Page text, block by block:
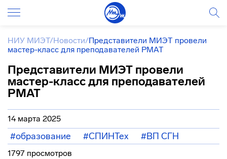
НИУ МИЭТ/Новости/Представители МИЭТ провели
мастер-класс для преподавателей РМАТ
Представители МИЭТ провели
мастер-класс для преподавателей
РМАТ
14 марта 2025
#образование #СПИНТех #ВП СГН
1797 просмотров